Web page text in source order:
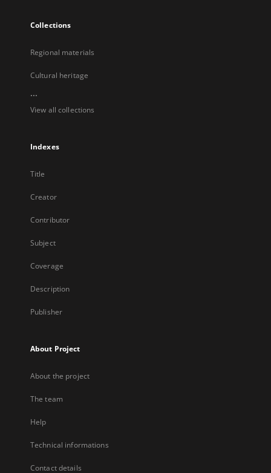
Collections
Regional materials
Cultural heritage
...
View all collections
Indexes
Title
Creator
Contributor
Subject
Coverage
Description
Publisher
About Project
About the project
The team
Help
Technical informations
Contact details